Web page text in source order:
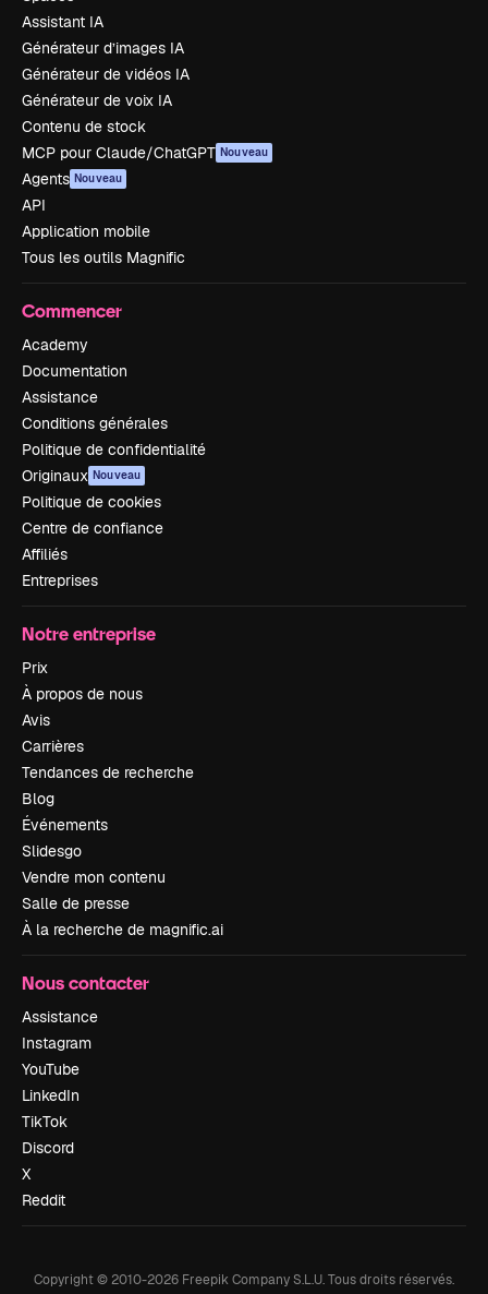
Assistant IA
Générateur d’images IA
Générateur de vidéos IA
Générateur de voix IA
Contenu de stock
MCP pour Claude/ChatGPT Nouveau
Agents Nouveau
API
Application mobile
Tous les outils Magnific
Commencer
Academy
Documentation
Assistance
Conditions générales
Politique de confidentialité
Originaux Nouveau
Politique de cookies
Centre de confiance
Affiliés
Entreprises
Notre entreprise
Prix
À propos de nous
Avis
Carrières
Tendances de recherche
Blog
Événements
Slidesgo
Vendre mon contenu
Salle de presse
À la recherche de magnific.ai
Nous contacter
Assistance
Instagram
YouTube
LinkedIn
TikTok
Discord
X
Reddit
Copyright © 2010-2026 Freepik Company S.L.U.Tous droits réservés.